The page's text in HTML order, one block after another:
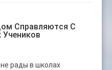
Справляются С
рады в школах